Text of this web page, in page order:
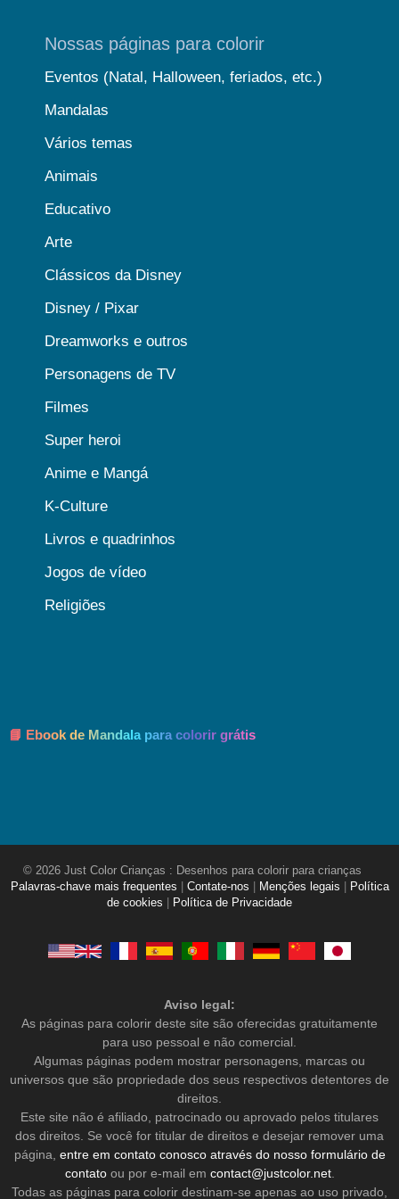
Nossas páginas para colorir
Eventos (Natal, Halloween, feriados, etc.)
Mandalas
Vários temas
Animais
Educativo
Arte
Clássicos da Disney
Disney / Pixar
Dreamworks e outros
Personagens de TV
Filmes
Super heroi
Anime e Mangá
K-Culture
Livros e quadrinhos
Jogos de vídeo
Religiões
📘 Ebook de Mandala para colorir grátis
© 2026 Just Color Crianças : Desenhos para colorir para crianças
Palavras-chave mais frequentes
Contate-nos Menções legais
Política
de cookies
Política de Privacidade
Aviso legal:
As páginas para colorir deste site são oferecidas gratuitamente
para uso pessoal e não comercial.
Algumas páginas podem mostrar personagens, marcas ou
universos que são propriedade dos seus respectivos detentores de
direitos.
Este site não é afiliado, patrocinado ou aprovado pelos titulares
dos direitos. Se você for titular de direitos e desejar remover uma
página, entre em contato conosco através do nosso formulário de
contatoou por e-mail em contact@justcolor.net.
Todas as páginas para colorir destinam-se apenas ao uso privado,